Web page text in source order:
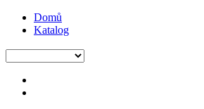
Domů
Katalog